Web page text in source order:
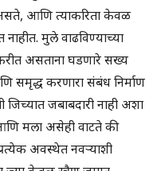
आणि त्याकरिता केवळ
मुले वाढविण्याच्या
असताना घडणारे सख्य
समृद्ध करणारा संबंध निर्माण
जबाबदारी नाही अशा
मला असेही वाटते की
अवस्थेत नवऱ्याशी